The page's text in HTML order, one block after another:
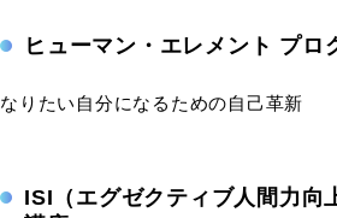
ヒューマン・エレメント プロ
なりたい自分になるための自己革新
ISI（エグゼクティブ人間力向